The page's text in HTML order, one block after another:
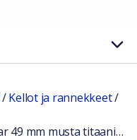
/Kellot ja rannekkeet/
Apple Watch Ultra 3 GPS + Cellular 49 mm musta titaanikuori ja musta Trail-ranneke Koko L